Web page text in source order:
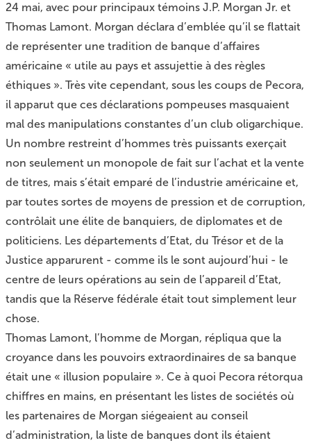
24 mai, avec pour principaux témoins J.P. Morgan Jr. et
Thomas Lamont. Morgan déclara d’emblée qu’il se flattait
de représenter une tradition de banque d’affaires
américaine « utile au pays et assujettie à des règles
éthiques ». Très vite cependant, sous les coups de Pecora,
il apparut que ces déclarations pompeuses masquaient
mal des manipulations constantes d’un club oligarchique.
Un nombre restreint d’hommes très puissants exerçait
non seulement un monopole de fait sur l’achat et la vente
de titres, mais s’était emparé de l’industrie américaine et,
par toutes sortes de moyens de pression et de corruption,
contrôlait une élite de banquiers, de diplomates et de
politiciens. Les départements d’Etat, du Trésor et de la
Justice apparurent - comme ils le sont aujourd’hui - le
centre de leurs opérations au sein de l’appareil d’Etat,
tandis que la Réserve fédérale était tout simplement leur
chose.
Thomas Lamont, l’homme de Morgan, répliqua que la
croyance dans les pouvoirs extraordinaires de sa banque
était une « illusion populaire ». Ce à quoi Pecora rétorqua
chiffres en mains, en présentant les listes de sociétés où
les partenaires de Morgan siégeaient au conseil
d’administration, la liste de banques dont ils étaient